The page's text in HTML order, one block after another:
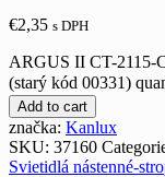
€2,35 s DPH
ARGUS II CT-2115-
(starý kód 00331)
Add to cart
značka: Kanlux
SKU: 37160
Svietidlá nástenné-